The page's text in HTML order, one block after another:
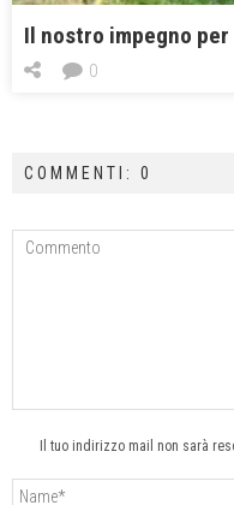
Il nostro impegno
0
COMMENTI: 0
Il tuo indirizzo mail non sarà